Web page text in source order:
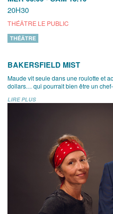
20H30
THÉÂTRE LE PUBLIC
THÉÂTRE
BAKERSFIELD MIST
Maude vit seule dans une roulotte et
dollars… qui pourrait bien être un chef-
LIRE PLUS